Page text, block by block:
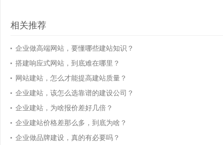
相关推荐
企业做高端网站，要懂哪些建站知识？
搭建响应式网站，到底难在哪里？
网站建站，怎么才能提高建站质量？
企业建站，该怎么选靠谱的建设公司？
企业建站，为啥报价差好几倍？
企业建站价格差那么多，到底为啥？
企业做品牌建设，真的有必要吗？